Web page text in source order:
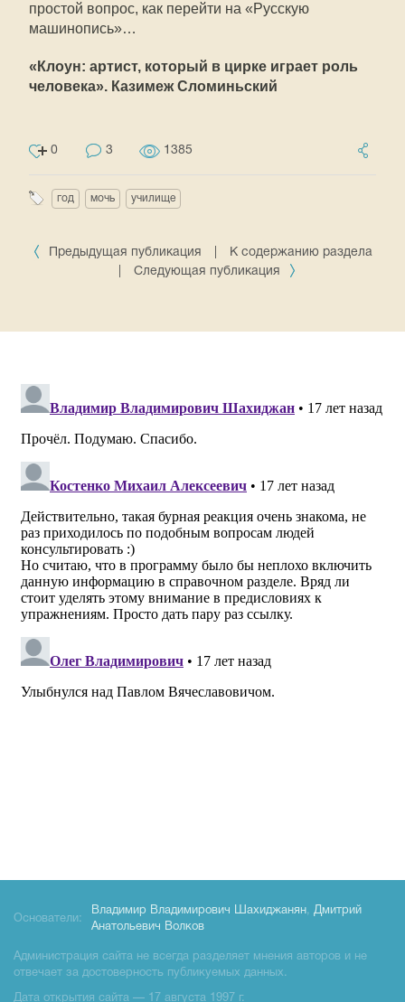
простой вопрос, как перейти на «Русскую
машинопись»…
«Клоун: артист, который в цирке играет роль
человека». Казимеж Сломиньский
0 3 1385
год мочь училище
Предыдущая публикация
К содержанию раздела
Следующая публикация
Основатели:
Владимир Владимирович Шахиджанян, Дмитрий
Анатольевич Волков
Администрация сайта не всегда разделяет мнения авторов и не
отвечает за достоверность публикуемых данных.
Дата открытия сайта — 17 августа 1997 г.